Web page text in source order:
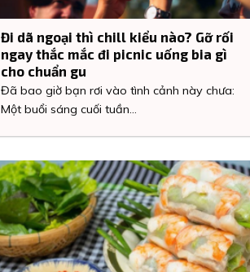
Đi dã ngoại thì chill kiểu nào? Gỡ rối
ngay thắc mắc đi picnic uống bia gì
cho chuẩn gu
Đã bao giờ bạn rơi vào tình cảnh này chưa:
Một buổi sáng cuối tuần...